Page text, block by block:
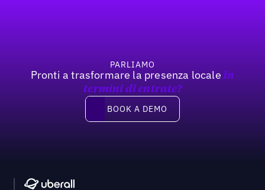
PARLIAMO
Pronti a trasformare la presenza locale In
termini di entrate?
Book a demo
BOOK A DEMO